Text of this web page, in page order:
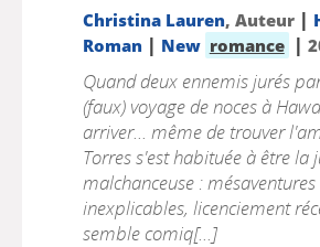
Christina Lauren, Auteur |
Roman | New romance |
Quand deux ennemis jurés
(faux) voyage de noces à
arriver... même de trouver
Torres s'est habituée à être la
malchanceuse : mésaventures
inexplicables, licenciement
semble comiq[...]